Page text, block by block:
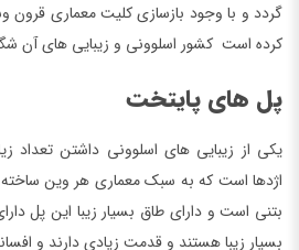
گردد و با وجود بازسازی کلیت معماری
کرده است کشور اسلوونی و زیبایی های آن
پل های پایتخت
یکی از زیبایی های اسلوونی داشتن تعداد
اژدها است که به سبک معماری هر وین
بتنی است و دارای طاق بسیار زیبا این پل
بسیار زیبا هستند و قدمت زیادی دارند و